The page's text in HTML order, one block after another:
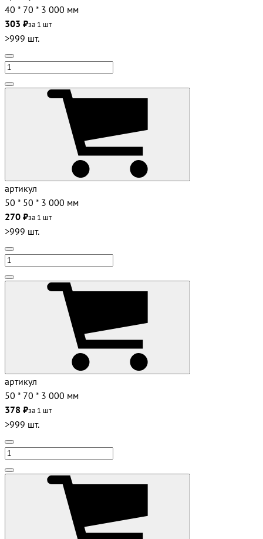
40 * 70 * 3 000 мм
303 ₽за 1 шт
>999 шт.
артикул
50 * 50 * 3 000 мм
270 ₽за 1 шт
>999 шт.
артикул
50 * 70 * 3 000 мм
378 ₽за 1 шт
>999 шт.